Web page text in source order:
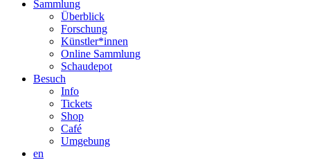
Sammlung
Überblick
Forschung
Künstler*innen
Online Sammlung
Schaudepot
Besuch
Info
Tickets
Shop
Café
Umgebung
en